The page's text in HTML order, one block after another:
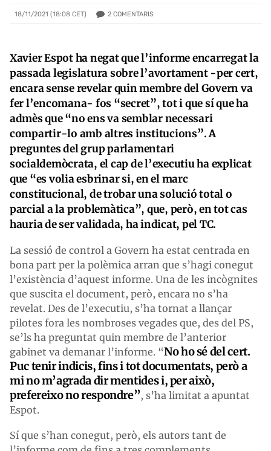
18/11/2021 (18:08 CET) 2 COMENTARIS
Xavier Espot ha negat que l’informe encarregat la
passada legislatura sobre l’avortament -per cert,
encara sense revelar quin membre del Govern va
fer l’encomana- fos “secret”, tot i que sí que ha
admès que “no ens va semblar necessari
compartir-lo amb altres institucions”. A
preguntes del grup parlamentari
socialdemòcrata, el cap de l’executiu ha explicat
que “es volia esbrinar si, en el marc
constitucional, de trobar una solució total o
parcial a la problemàtica”, que, però, en tot cas
hauria de ser validada, ha indicat, pel TC.
La sessió de control a Govern ha estat centrada en
bona part per la polèmica arran que s’hagi conegut
l’existència d’aquest informe. Una de les incògnites
que suscita el document, però, encara no s’ha
revelat. Des de l’executiu, s’ha tornat a llançar
pilotes fora les nombroses vegades que, des del PS,
se’ls ha preguntat quin membre de l’anterior
gabinet va demanar l’informe. “No ho sé del cert.
Puc tenir indicis, fins i tot documentats, però a
mi no m’agrada dir mentides i, per això,
prefereixo no respondre”, s’ha limitat a apuntat
Espot.
Sí que s’han conegut, però, els autors tant de